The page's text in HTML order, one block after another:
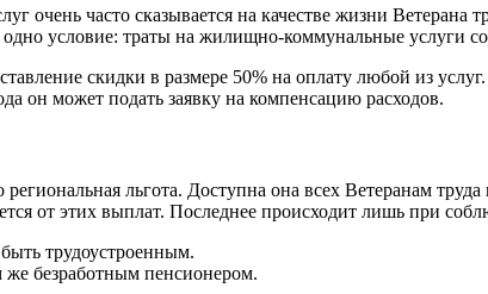
очень часто сказывается на качестве жизни
условие: траты на жилищно-коммунальные услуги
скидки в размере 50% на оплату любой из
он может подать заявку на компенсацию расходов.
льгота. Доступна она всех Ветеранам
от этих выплат. Последнее происходит лишь при
трудоустроенным.
безработным пенсионером.